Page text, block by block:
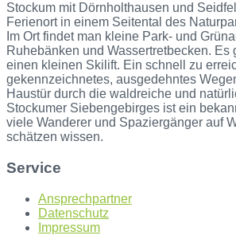
Stockum mit Dörnholthausen und
Ferienort in einem Seitental des
Im Ort findet man kleine Park- und
Ruhebänken und Wassertretbecken. Es
einen kleinen Skilift. Ein schnell zu
gekennzeichnetes, ausgedehntes
Haustür durch die waldreiche und
Stockumer Siebengebirges ist ein
viele Wanderer und Spaziergänger auf
schätzen wissen.
Service
Ansprechpartner
Datenschutz
Impressum